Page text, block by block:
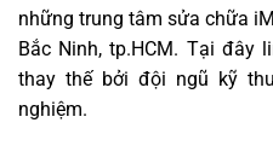
những trung tâm sửa chữa
Bắc Ninh, tp.HCM. Tại đây
thay thế bởi đội ngũ kỹ
nghiệm.